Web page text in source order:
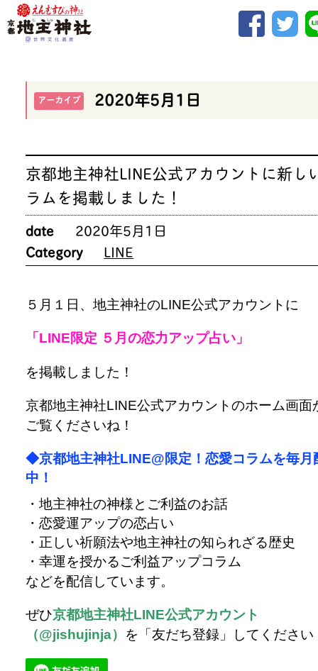
アーカイブ 2020年5月1日
京都地主神社LINE公式アカウントに新し
ラムを掲載しました！
date
2020年5月1日
Category
LINE
５月１日、地主神社のLINE公式アカウントに
「LINE限定 ５月の恋力アップ占い」
を掲載しました！
京都地主神社LINE公式アカウントのホーム画面
ご覧くださいね！
◆京都地主神社LINE@限定！恋愛コラムを毎月
中！
・地主神社の神様とご利益のお話
・恋愛運アップの恋占い
・正しい祈願法や地主神社の知られざる歴史
・幸運を授かるご利益アップコラム
などを配信しています。
ぜひ京都地主神社LINE公式アカウント
（@jishujinja） を「友だち登録」してください